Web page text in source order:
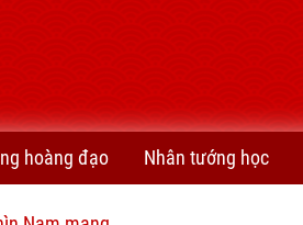
hoàng đạo Nhân tướng học